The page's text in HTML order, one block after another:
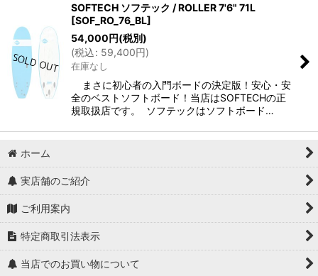
SOFTECH ソフテック / ROLLER 7'6" 71L
[SOF_RO_76_BL]
54,000円(税別)
(税込: 59,400円)
在庫なし
まさに初心者の入門ボードの決定版！安心・安
全のベストソフトボード！当店はSOFTECHの正
規取扱店です。 ソフテックはソフトボード…
ホーム
実店舗のご紹介
ご利用案内
特定商取引法表示
当店でのお買い物について